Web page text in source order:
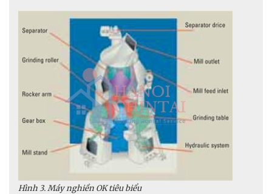
Hình 3. Máy nghiền OK tiêu biểu